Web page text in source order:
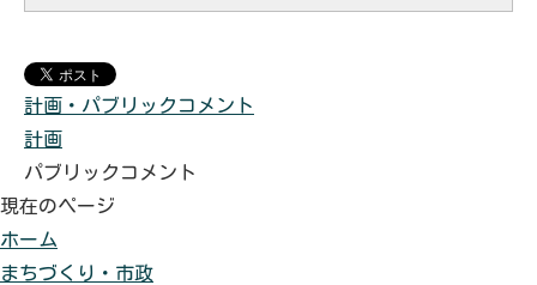
計画・パブリックコメント
計画
パブリックコメント
現在のページ
ホーム
まちづくり・市政